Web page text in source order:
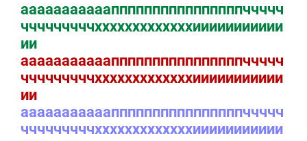
аааааааааааппппппппппппппппччччч
чччччччччхххххххххххххиииииииииии
ии
аааааааааааппппппппппппппппччччч
чччччччччхххххххххххххиииииииииии
ии
аааааааааааппппппппппппппппччччч
чччччччччхххххххххххххиииииииииии